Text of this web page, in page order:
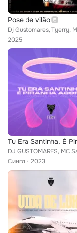
Pose de vilão
2025
Сингл
2023